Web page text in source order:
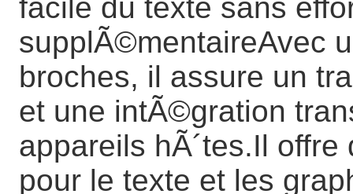
facile du texte sans
supplÃ©mentaireAvec
broches, il assure un
et une intÃ©gration
appareils hÃ´tes.Il
pour le texte et les